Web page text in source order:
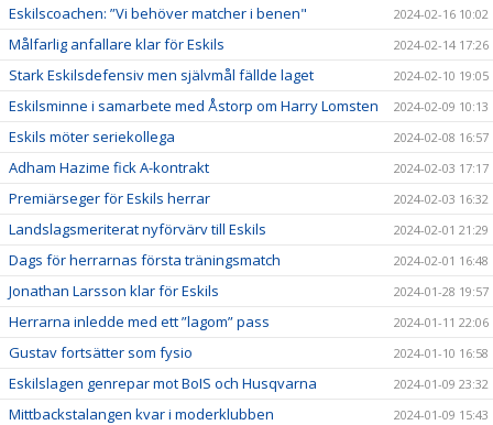
Eskilscoachen: ”Vi behöver matcher i benen" 2024-02-16 10:02
Målfarlig anfallare klar för Eskils 2024-02-14 17:26
Stark Eskilsdefensiv men självmål fällde laget 2024-02-10 19:05
Eskilsminne i samarbete med Åstorp om Harry Lomsten 2024-02-09 10:13
Eskils möter seriekollega 2024-02-08 16:57
Adham Hazime fick A-kontrakt 2024-02-03 17:17
Premiärseger för Eskils herrar 2024-02-03 16:32
Landslagsmeriterat nyförvärv till Eskils 2024-02-01 21:29
Dags för herrarnas första träningsmatch 2024-02-01 16:48
Jonathan Larsson klar för Eskils 2024-01-28 19:57
Herrarna inledde med ett ”lagom” pass 2024-01-11 22:06
Gustav fortsätter som fysio 2024-01-10 16:58
Eskilslagen genrepar mot BoIS och Husqvarna 2024-01-09 23:32
Mittbackstalangen kvar i moderklubben 2024-01-09 15:43